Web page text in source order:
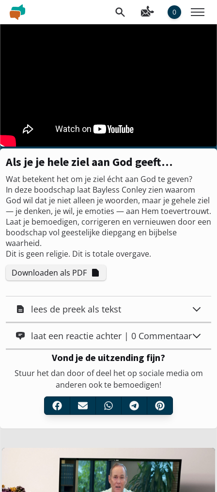
0
Als je je hele ziel aan God geeft…
Wat betekent het om je ziel écht aan God te geven?
In deze boodschap laat Bayless Conley zien waarom
God wil dat je niet alleen je woorden, maar je gehele ziel
— je denken, je wil, je emoties — aan Hem toevertrouwt.
Laat je bemoedigen, corrigeren en vernieuwen door een
boodschap vol geestelijke diepgang en bijbelse
waarheid.
Dit is geen religie. Dit is totale overgave.
Downloaden als PDF
lees de preek als tekst
laat een reactie achter | 0 Commentaar
Vond je de uitzending fijn?
Stuur het dan door of deel het op sociale media om
anderen ook te bemoedigen!